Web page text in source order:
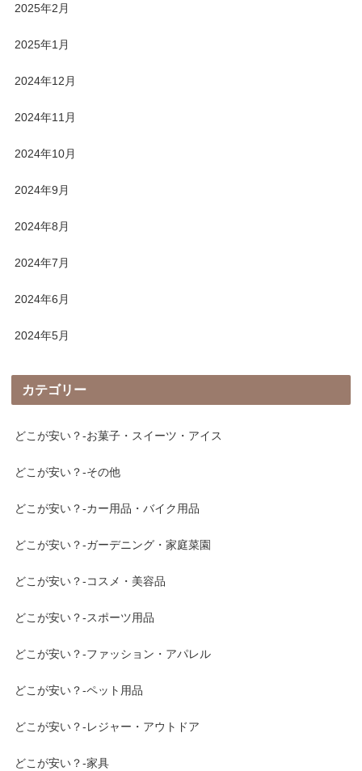
2025年2月
2025年1月
2024年12月
2024年11月
2024年10月
2024年9月
2024年8月
2024年7月
2024年6月
2024年5月
カテゴリー
どこが安い？-お菓子・スイーツ・アイス
どこが安い？-その他
どこが安い？-カー用品・バイク用品
どこが安い？-ガーデニング・家庭菜園
どこが安い？-コスメ・美容品
どこが安い？-スポーツ用品
どこが安い？-ファッション・アパレル
どこが安い？-ペット用品
どこが安い？-レジャー・アウトドア
どこが安い？-家具